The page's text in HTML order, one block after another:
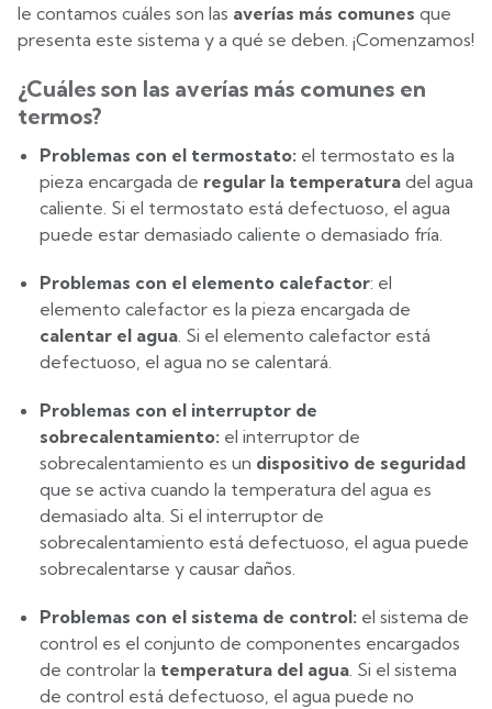
le contamos cuáles son las averías más comunes que
presenta este sistema y a qué se deben. ¡Comenzamos!
¿Cuáles son las averías más comunes en
termos?
Problemas con el termostato: el termostato es la
pieza encargada de regular la temperatura del agua
caliente. Si el termostato está defectuoso, el agua
puede estar demasiado caliente o demasiado fría.
Problemas con el elemento calefactor: el
elemento calefactor es la pieza encargada de
calentar el agua . Si el elemento calefactor está
defectuoso, el agua no se calentará.
Problemas con el interruptor de
sobrecalentamiento: el interruptor de
sobrecalentamiento es un dispositivo de seguridad
que se activa cuando la temperatura del agua es
demasiado alta. Si el interruptor de
sobrecalentamiento está defectuoso, el agua puede
sobrecalentarse y causar daños.
Problemas con el sistema de control: el sistema de
control es el conjunto de componentes encargados
de controlar la temperatura del agua . Si el sistema
de control está defectuoso, el agua puede no